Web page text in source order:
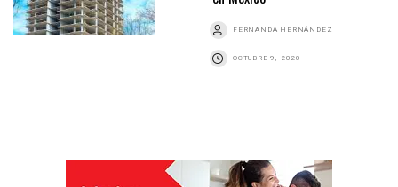
FERNANDA HERNÁNDEZ
OCTUBRE 9, 2020